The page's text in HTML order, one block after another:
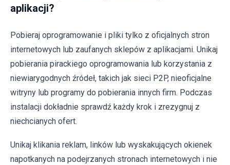
aplikacji?
Pobieraj oprogramowanie i pliki tylko z oficjalnych stron
internetowych lub zaufanych sklepów z aplikacjami. Unikaj
pobierania pirackiego oprogramowania lub korzystania z
niewiarygodnych źródeł, takich jak sieci P2P, nieoficjalne
witryny lub programy do pobierania innych firm. Podczas
instalacji dokładnie sprawdź każdy krok i zrezygnuj z
niechcianych ofert.
Unikaj klikania reklam, linków lub wyskakujących okienek
napotkanych na podejrzanych stronach internetowych i nie